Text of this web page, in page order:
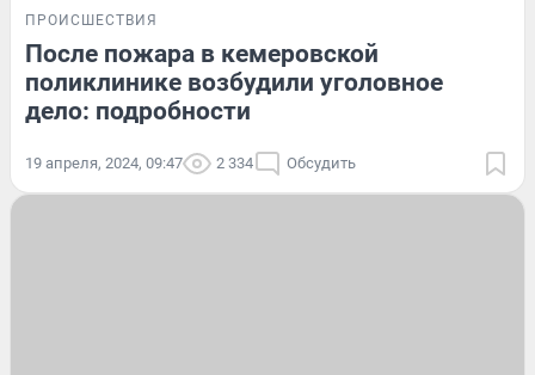
ПРОИСШЕСТВИЯ
После пожара в кемеровской
поликлинике возбудили уголовное
дело: подробности
19 апреля, 2024, 09:47 2 334 Обсудить